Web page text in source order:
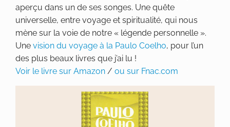
aperçu dans un de ses songes. Une quête
universelle, entre voyage et spiritualité, qui nous
mène sur la voie de notre « légende personnelle ».
Une vision du voyage à la Paulo Coelho, pour l’un
des plus beaux livres que j’ai lu !
Voir le livre sur Amazon / ou sur Fnac.com